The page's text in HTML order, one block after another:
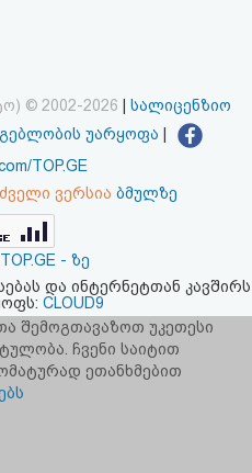
© 2002-2026
სალიცენზიო
უარყოფა
TOP.GE
ვერსია ბმულზე
- ზე
და ინტერნეტთან კავშირს
CLOUD9
შემოგთავაზოთ უკეთესი
ჩვენი საიტით
ეთანხმებით